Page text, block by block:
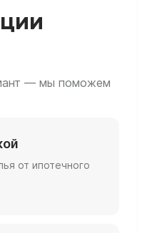
ли ещё объекты
— мы поможем
от ипотечного